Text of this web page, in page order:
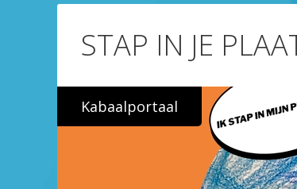
STAP IN JE
Kabaalportaal